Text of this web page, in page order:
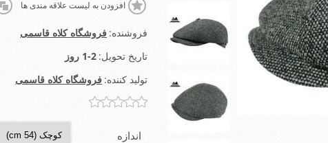
افزودن به لیست علاقه مندی ها
فروشنده: فروشگاه کلاه قاسمی
تاریخ تحویل: 1-2 روز
تولید کننده: فروشگاه کلاه قاسمی
اندازه